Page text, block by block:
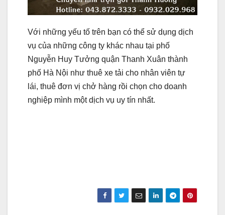
Với những yếu tố trên bạn có thể sử dụng dịch
vụ của những công ty khác nhau tại phố
Nguyễn Huy Tưởng quận Thanh Xuân thành
phố Hà Nội như thuê xe tải cho nhân viên tự
lái, thuê đơn vị chở hàng rồi chọn cho doanh
nghiệp mình một dịch vụ uy tín nhất.